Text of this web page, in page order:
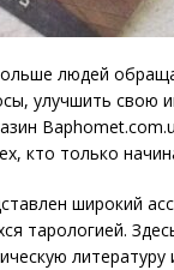
людей
улучшить свою
кто только
широкий
тарологией.